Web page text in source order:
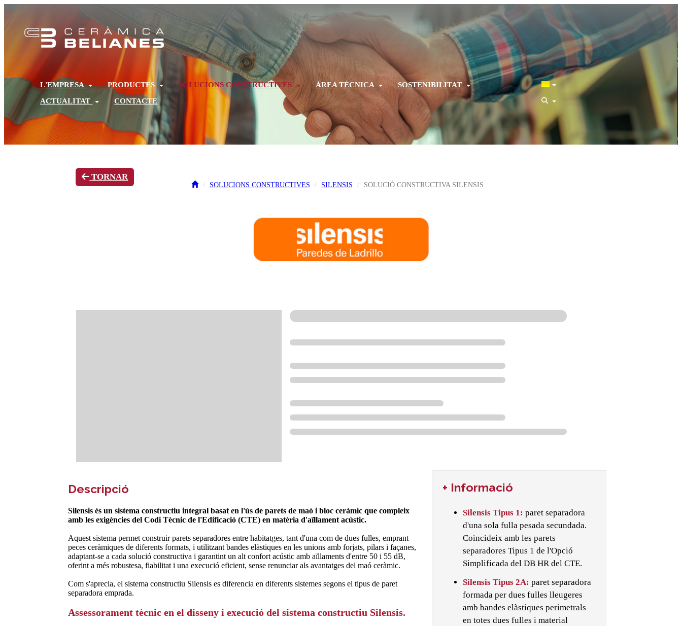
L'EMPRESA PRODUCTES SOLUCIONS CONSTRUCTIVES ÀREA TÈCNICA
SOSTENIBILITAT
ACTUALITAT
CONTACTE
SOLUCIONS CONSTRUCTIVES SILENSIS SOLUCIÓ CONSTRUCTIVA SILENSIS
TORNAR
Descripció
Silensis és un sistema constructiu integral basat en l'ús de parets de maó i bloc ceràmic que compleix
amb les exigències del Codi Tècnic de l'Edificació (CTE) en matèria d'aïllament acústic.
Aquest sistema permet construir parets separadores entre habitatges, tant d'una com de dues fulles, emprant
peces ceràmiques de diferents formats, i utilitzant bandes elàstiques en les unions amb forjats, pilars i façanes,
adaptant-se a cada solució constructiva i garantint un alt confort acústic amb aïllaments d'entre 50 i 55 dB,
oferint a més robustesa, fiabilitat i una execució eficient, sense renunciar als avantatges del maó ceràmic.
Com s'aprecia, el sistema constructiu Silensis es diferencia en diferents sistemes segons el tipus de paret
separadora emprada.
Assessorament tècnic en el disseny i execució del sistema constructiu Silensis.
+ Informació
Silensis Tipus 1:paret separadora
d'una sola fulla pesada secundada.
Coincideix amb les parets
separadores Tipus 1 de l'Opció
Simplificada del DB HR del CTE.
Silensis Tipus 2A: paret separadora
formada per dues fulles lleugeres
amb bandes elàstiques perimetrals
en totes dues fulles i material